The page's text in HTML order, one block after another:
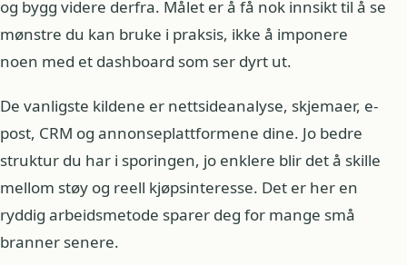
og bygg videre derfra. Målet er å få nok innsikt til å se
mønstre du kan bruke i praksis, ikke å imponere
noen med et dashboard som ser dyrt ut.
De vanligste kildene er nettsideanalyse, skjemaer, e-
post, CRM og annonseplattformene dine. Jo bedre
struktur du har i sporingen, jo enklere blir det å skille
mellom støy og reell kjøpsinteresse. Det er her en
ryddig arbeidsmetode sparer deg for mange små
branner senere.